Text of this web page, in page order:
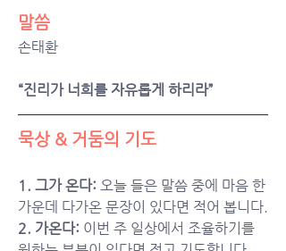
말씀
손태환
“진리가 너희를 자유롭게 하리라”
묵상 & 거둠의 기도
1. 그가 온다: 오늘 들은 말씀 중에 마음 한
가운데 다가온 문장이 있다면 적어 봅니다.
2. 가온다: 이번 주 일상에서 조율하기를